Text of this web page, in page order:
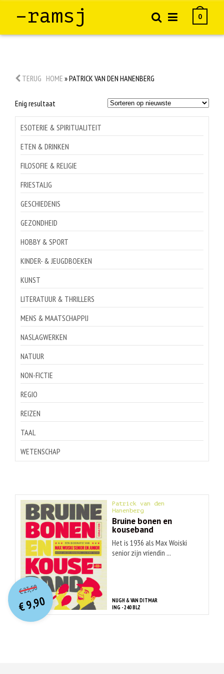
–ramsj 0
TERUG HOME »PATRICK VAN DEN HANENBERG
Enig resultaat
ESOTERIE & SPIRITUALITEIT
ETEN & DRINKEN
FILOSOFIE & RELIGIE
FRIESTALIG
GESCHIEDENIS
GEZONDHEID
HOBBY & SPORT
KINDER- & JEUGDBOEKEN
KUNST
LITERATUUR & THRILLERS
MENS & MAATSCHAPPIJ
NASLAGWERKEN
NATUUR
NON-FICTIE
REGIO
REIZEN
TAAL
WETENSCHAP
Patrick van den
Hanenberg
Bruine bonen en
kouseband
Het is 1936 als Max Woiski
senior zijn vriendin ...
NIJGH & VAN DITMAR
ING - 240 BLZ
€23,50O
orspr
onkelijke
prijs
was:
€ 23,50.
€9,90
Huidige
prijs
is:
€ 9,90.